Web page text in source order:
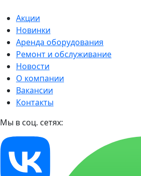
Акции
Новинки
Аренда оборудования
Ремонт и обслуживание
Новости
О компании
Вакансии
Контакты
Мы в соц. сетях: